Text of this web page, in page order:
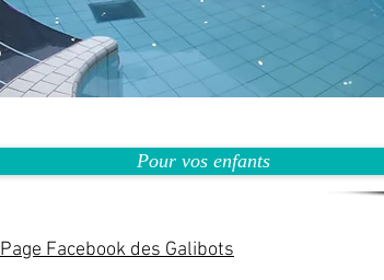
Pour vos enfants
Page Facebook des Galibots